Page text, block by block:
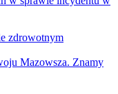
zdrowotnym
Mazowsza. Znamy